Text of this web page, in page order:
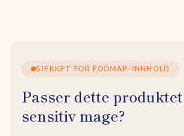
SJEKKET FOR FODMAP-INNHOLD
Passer dette
sensitiv mage?